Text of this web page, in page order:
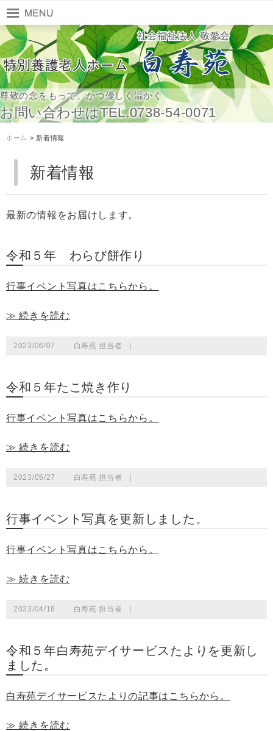
尊敬の念をもって、かつ優しく温かく
お問い合わせはTEL.0738-54-0071
ホーム > 新着情報
新着情報
最新の情報をお届けします。
令和５年 わらび餅作り
行事イベント写真はこちらから。
≫ 続きを読む
2023/06/07 白寿苑 担当者
令和５年たこ焼き作り
行事イベント写真はこちらから。
≫ 続きを読む
2023/05/27 白寿苑 担当者
行事イベント写真を更新しました。
行事イベント写真はこちらから。
≫ 続きを読む
2023/04/18 白寿苑 担当者
令和５年白寿苑デイサービスたよりを更新し
ました。
白寿苑デイサービスたよりの記事はこちらから。
≫ 続きを読む